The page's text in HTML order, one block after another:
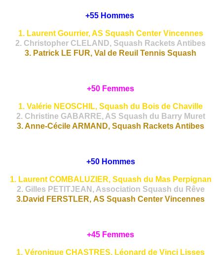
+55 Hommes
1. Laurent Gourrier, AS Squash Center Vincennes
2. Christopher CLELAND, Squash Rackets Antibes
3. Patrick LE FUR, Val de Reuil Tennis Squash
+50 Femmes
1. Valérie NEOSCHIL, Squash du Bois de Chaville
2. Christine GABARRE, AS Squash du Barry Muret
3. Anne-Cécile ARMAND, Squash Rackets Antibes
+50 Hommes
1. Laurent COMBALUZIER, Squash du Mas Perpignan
2. Gilles PETITJEAN, Association Squash du Rêve
3.David FERSTLER, AS Squash Center Vincennes
+45 Femmes
1. Véronique CHASTRES, Léonard de Vinci Lisses